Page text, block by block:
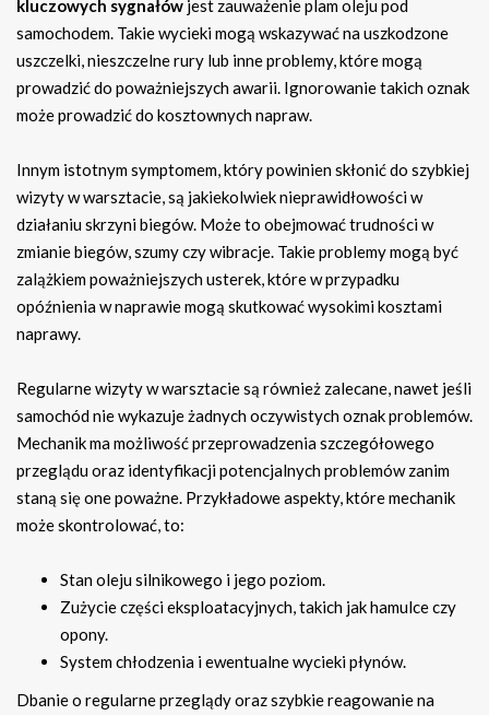
kluczowych sygnałów jest zauważenie plam oleju pod
samochodem. Takie wycieki mogą wskazywać na uszkodzone
uszczelki, nieszczelne rury lub inne problemy, które mogą
prowadzić do poważniejszych awarii. Ignorowanie takich oznak
może prowadzić do kosztownych napraw.
Innym istotnym symptomem, który powinien skłonić do szybkiej
wizyty w warsztacie, są jakiekolwiek nieprawidłowości w
działaniu skrzyni biegów. Może to obejmować trudności w
zmianie biegów, szumy czy wibracje. Takie problemy mogą być
zalążkiem poważniejszych usterek, które w przypadku
opóźnienia w naprawie mogą skutkować wysokimi kosztami
naprawy.
Regularne wizyty w warsztacie są również zalecane, nawet jeśli
samochód nie wykazuje żadnych oczywistych oznak problemów.
Mechanik ma możliwość przeprowadzenia szczegółowego
przeglądu oraz identyfikacji potencjalnych problemów zanim
staną się one poważne. Przykładowe aspekty, które mechanik
może skontrolować, to:
Stan oleju silnikowego i jego poziom.
Zużycie części eksploatacyjnych, takich jak hamulce czy
opony.
System chłodzenia i ewentualne wycieki płynów.
Dbanie o regularne przeglądy oraz szybkie reagowanie na